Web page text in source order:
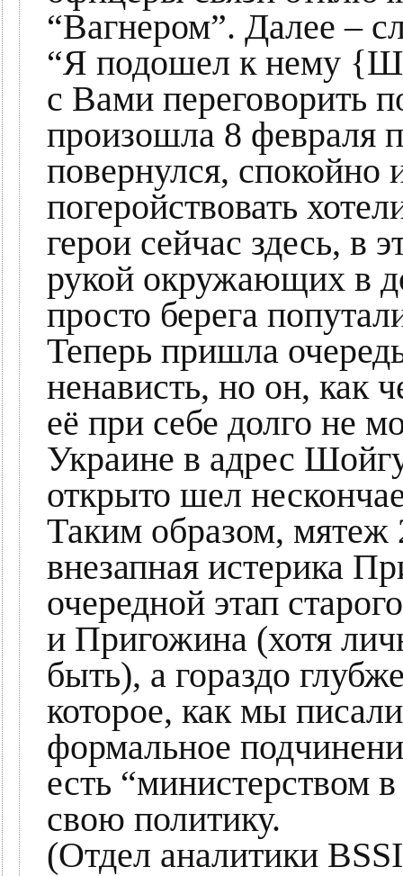
“Вагнером”. Далее –
“Я подошел к нему
с Вами переговорить
произошла 8 февраля
повернулся,
погеройствовать
герои сейчас здесь, в
рукой окружающих в
просто берега
Теперь пришла
ненависть, но он, как
её при себе долго не
Украине в адрес
открыто шел
Таким образом, мятеж
внезапная истерика
очередной этап
и Пригожина (хотя
быть), а гораздо
которое, как мы
формальное
есть “министерством
свою политику.
(Отдел аналитики